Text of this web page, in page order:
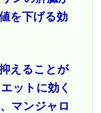
を下げる効
えることが
ットに効く
マンジャロ